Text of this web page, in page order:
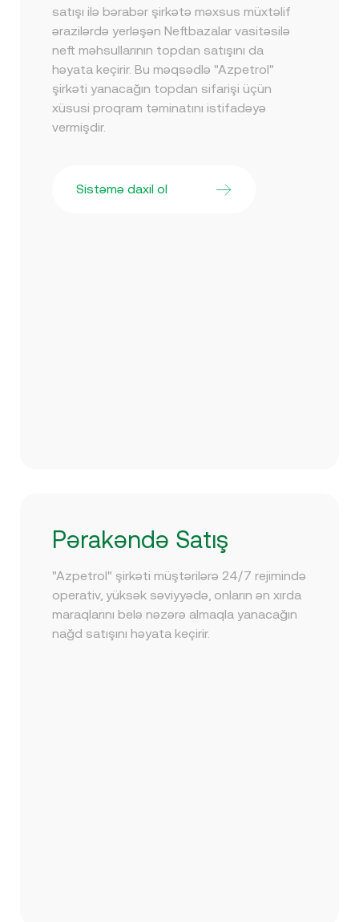
satışı ilə bərabər şirkətə məxsus müxtəlif
ərazilərdə yerləşən Neftbazalar vasitəsilə
neft məhsullarının topdan satışını da
həyata keçirir. Bu məqsədlə "Azpetrol"
şirkəti yanacağın topdan sifarişi üçün
xüsusi proqram təminatını istifadəyə
vermişdir.
Sistəmə daxil ol
Pərakəndə Satış
"Azpetrol" şirkəti müştərilərə 24/7 rejimində
operativ, yüksək səviyyədə, onların ən xırda
maraqlarını belə nəzərə almaqla yanacağın
nağd satışını həyata keçirir.